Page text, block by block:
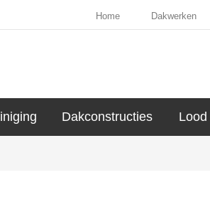
Home Dakwerken
Dakconstructies